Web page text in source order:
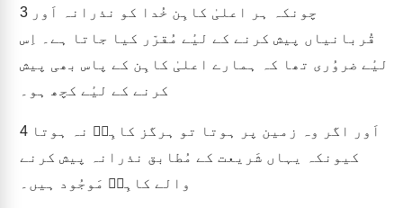
3
قُربانیاں پیش کرنے کے لیٔے مُقرّر کیا جاتا ہے۔ اِس
لیٔے ضروُری تھا کہ ہمارے اعلیٰ کاہِن کے پاس بھی پیش
کرنے کے لیٔے کچھ ہو۔
4
کیونکہ یہاں شَریعت کے مُطابق نذرانہ پیش کرنے
والے کاہِنؔ مَوجُود ہیں۔